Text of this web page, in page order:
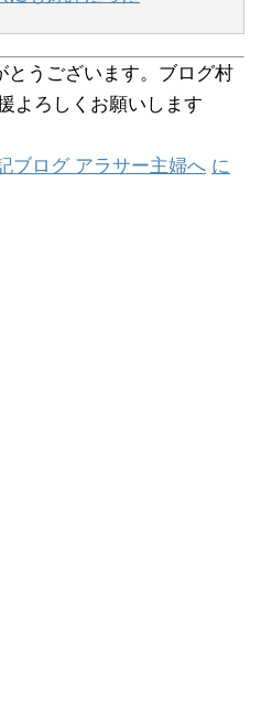
とうございます。ブログ村
よろしくお願いします
に